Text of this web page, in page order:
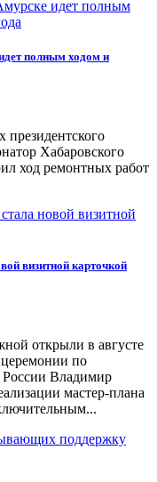
полным ходом и
президентского
Хабаровского
ход ремонтных работ
визитной карточкой
открыли в августе
церемонии по
России Владимир
мастер-плана